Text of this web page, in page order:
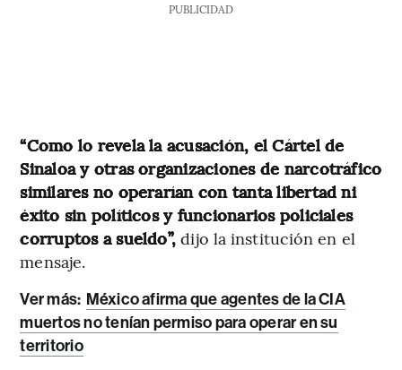
PUBLICIDAD
“Como lo revela la acusación, el Cártel de
Sinaloa y otras organizaciones de narcotráfico
similares no operarían con tanta libertad ni
éxito sin políticos y funcionarios policiales
corruptos a sueldo”, dijo la institución en el
mensaje.
Ver más: México afirma que agentes de la CIA
muertos no tenían permiso para operar en su
territorio